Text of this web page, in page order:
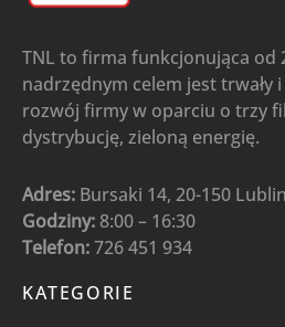
TNL to firma funkcjonująca od
nadrzędnym celem jest trwały
rozwój firmy w oparciu o trzy
dystrybucję, zieloną energię.
Adres: Bursaki 14, 20-150 Lublin
Godziny: 8:00 – 16:30
Telefon:726 451 934
KATEGORIE